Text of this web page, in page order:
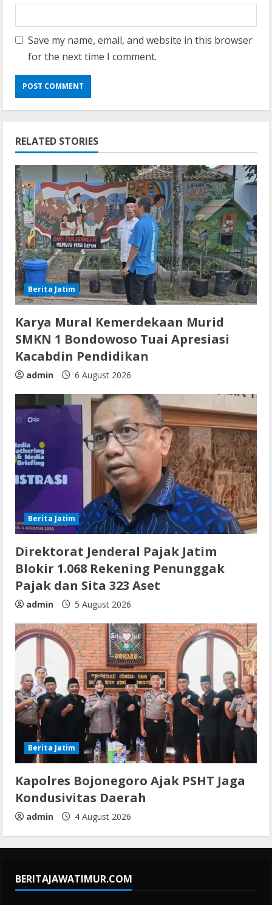
Save my name, email, and website in this browser
for the next time I comment.
RELATED STORIES
Berita Jatim
Karya Mural Kemerdekaan Murid
SMKN 1 Bondowoso Tuai Apresiasi
Kacabdin Pendidikan
admin 6 August 2026
Berita Jatim
Direktorat Jenderal Pajak Jatim
Blokir 1.068 Rekening Penunggak
Pajak dan Sita 323 Aset
admin 5 August 2026
Berita Jatim
Kapolres Bojonegoro Ajak PSHT Jaga
Kondusivitas Daerah
admin 4 August 2026
BERITAJAWATIMUR.COM